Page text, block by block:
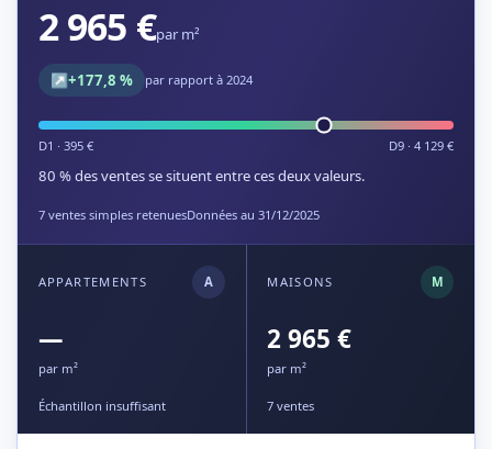
2 965 €par m²
↗+177,8 % par rapport à 2024
D1 · 395 € D9 · 4 129 €
80 % des ventes se situent entre ces deux valeurs.
7 ventes simples retenuesDonnées au 31/12/2025
APPARTEMENTS A
—
par m²
Échantillon insuffisant
MAISONS M
2 965 €
par m²
7 ventes